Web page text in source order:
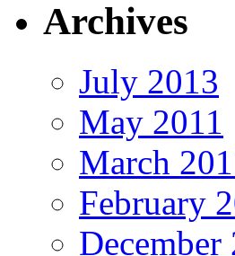
Archives
July 2013
May 2011
March
February
December